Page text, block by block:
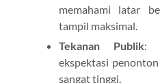
memahami latar
tampil maksimal.
Tekanan Publik:
ekspektasi
sangat tinggi.